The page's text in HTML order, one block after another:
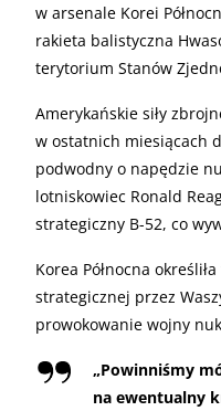
w arsenale Korei
rakieta balistyczna
terytorium Stanów
Amerykańskie siły
w ostatnich miesiącach
podwodny o napędzie
lotniskowiec Ronald
strategiczny B-52, co
Korea Północna
strategicznej przez
prowokowanie wojny
„Powinniśmy
na ewentualny